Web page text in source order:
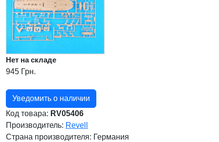
Нет на складе
945 Грн.
Уведомить о наличии
Код товара: RV05406
Производитель: Revell
Страна производителя: Германия